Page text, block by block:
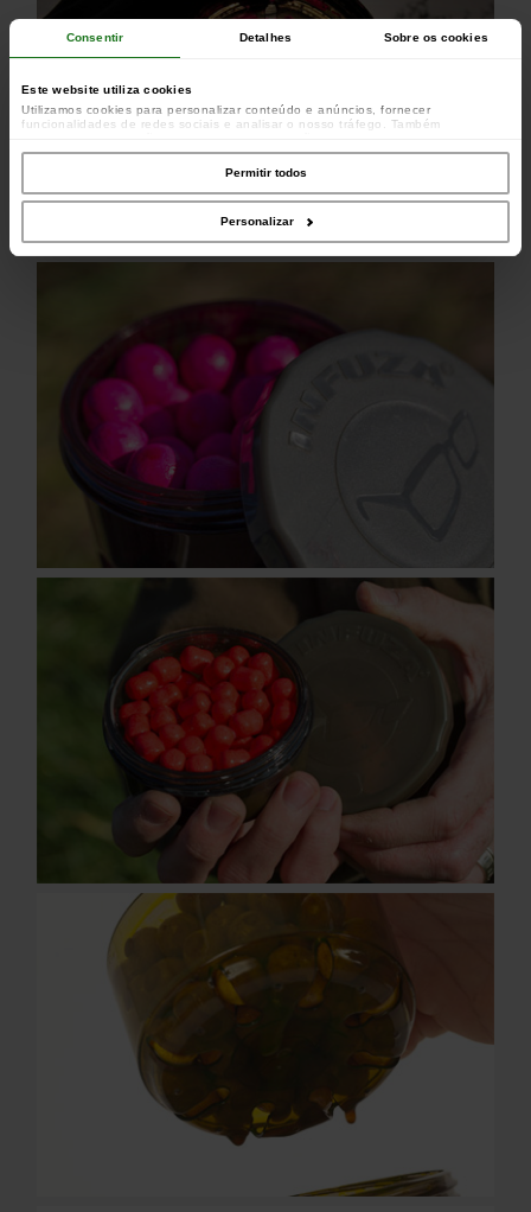
Consentir Detalhes Sobre os cookies
Este website utiliza cookies
Utilizamos cookies para personalizar conteúdo e anúncios, fornecer
funcionalidades de redes sociais e analisar o nosso tráfego. Também
parceiros de redes sociais, de publicidade e de análise, que as podem combinar
com outras informações que lhes forneceu ou recolhidas por estes a partir da
sua utilização dos respetivos serviços.
Permitir todos
Personalizar